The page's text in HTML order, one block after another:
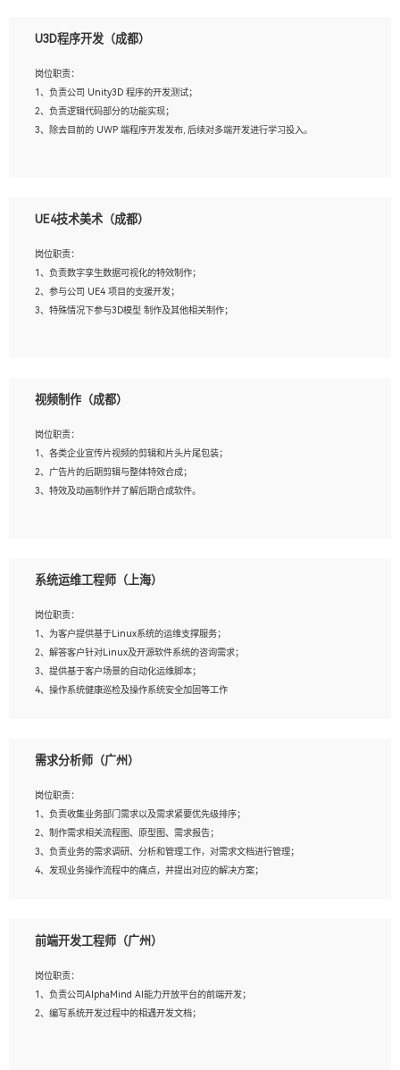
U3D程序开发（成都）
岗位职责：
1、负责公司 Unity3D 程序的开发测试；
2、负责逻辑代码部分的功能实现；
3、除去目前的 UWP 端程序开发发布, 后续对多端开发进行学习投入。
2、熟练掌握 Unity3D 程序开发，精通 C# 语言开发；
4、有良好的沟通能力和团队合作意识；
5、开发过 HoloLens 程序者优先。
UE4技术美术（成都）
岗位职责：
1、负责数字孪生数据可视化的特效制作；
2、参与公司 UE4 项目的支援开发；
3、特殊情况下参与3D模型 制作及其他相关制作；
上；
3、想象力丰富, 有一定的艺术审美深度；
4、有良好的场景特效搭建功底；
5、熟悉 3Ds Max 或者 Maya；
6、有良好的沟通能力和团队合作意识；
视频制作（成都）
岗位职责：
1、各类企业宣传片视频的剪辑和片头片尾包装；
2、广告片的后期剪辑与整体特效合成；
3、特效及动画制作并了解后期合成软件。
2、熟练使用After Effect、Photo Shop、熟练掌握视频剪辑和特效包装软件；
4、在剪辑上会思考，有一定编导思维；
5、踏实， 勤奋，愿意在工作中不断学习，提高自我；
6、能与同事友好相处。
系统运维工程师（上海）
岗位职责：
1、为客户提供基于Linux系统的运维支撑服务；
2、解答客户针对Linux及开源软件系统的咨询需求；
3、提供基于客户场景的自动化运维脚本；
4、操作系统健康巡检及操作系统安全加固等工作
1、全日制本科计算机相关专业毕业，3年以上相关工作经验；
3、熟练使用脚本语言，shell/python任一种，熟练使用Ansible
4、熟悉linux常见服务、中间件的基本原理、部署以及故障处理，如：Mysql、
Apache、Nginx、Zabbix、Kafka等
5、熟悉主流虚拟化技术，如：VMware、KVM
6、具备网络方面的基础知识，熟悉常见的网络协议，如TCP/IP，转发原理，路由优
8、有良好的文档编写能力和沟通能力，有RHCE证书优先
需求分析师（广州）
岗位职责：
1、负责收集业务部门需求以及需求紧要优先级排序；
2、制作需求相关流程图、原型图、需求报告；
3、负责业务的需求调研、分析和管理工作，对需求文档进行管理；
4、发现业务操作流程中的痛点，并提出对应的解决方案；
岗位要求：
2、熟悉产品及需求规划工具，如:Axure、Xmind、MS Project等；
3、具备良好的交流协调能力，有较强的责任感、工作积极主动；
4、有较强的系统需求分析、文档编写能力、沟通能力；
前端开发工程师（广州）
岗位职责：
1、负责公司AlphaMind AI能力开放平台的前端开发；
2、编写系统开发过程中的相遇开发文档；